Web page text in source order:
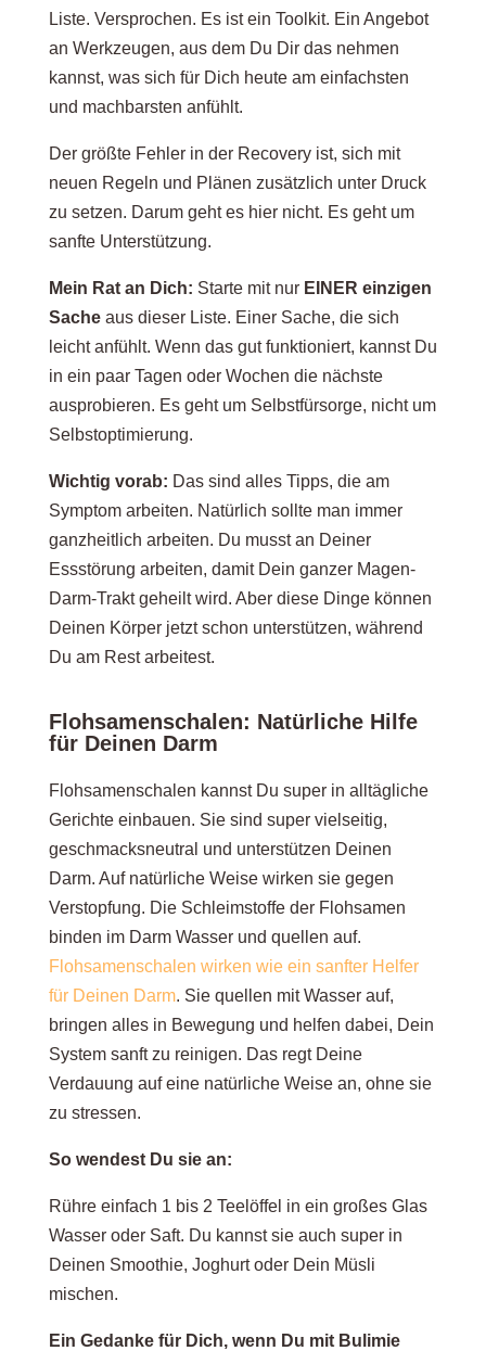
Liste. Versprochen. Es ist ein Toolkit. Ein Angebot
an Werkzeugen, aus dem Du Dir das nehmen
kannst, was sich für Dich heute am einfachsten
und machbarsten anfühlt.
Der größte Fehler in der Recovery ist, sich mit
neuen Regeln und Plänen zusätzlich unter Druck
zu setzen. Darum geht es hier nicht. Es geht um
sanfte Unterstützung.
Mein Rat an Dich: Starte mit nur EINER einzigen
Sacheaus dieser Liste. Einer Sache, die sich
leicht anfühlt. Wenn das gut funktioniert, kannst Du
in ein paar Tagen oder Wochen die nächste
ausprobieren. Es geht um Selbstfürsorge, nicht um
Selbstoptimierung.
Wichtig vorab: Das sind alles Tipps, die am
Symptom arbeiten. Natürlich sollte man immer
ganzheitlich arbeiten. Du musst an Deiner
Essstörung arbeiten, damit Dein ganzer Magen-
Darm-Trakt geheilt wird. Aber diese Dinge können
Deinen Körper jetzt schon unterstützen, während
Du am Rest arbeitest.
Flohsamenschalen: Natürliche Hilfe
für Deinen Darm
Flohsamenschalen kannst Du super in alltägliche
Gerichte einbauen. Sie sind super vielseitig,
geschmacksneutral und unterstützen Deinen
Darm. Auf natürliche Weise wirken sie gegen
Verstopfung. Die Schleimstoffe der Flohsamen
binden im Darm Wasser und quellen auf.
Flohsamenschalen wirken wie ein sanfter Helfer
für Deinen Darm. Sie quellen mit Wasser auf,
bringen alles in Bewegung und helfen dabei, Dein
System sanft zu reinigen. Das regt Deine
Verdauung auf eine natürliche Weise an, ohne sie
zu stressen.
So wendest Du sie an:
Rühre einfach 1 bis 2 Teelöffel in ein großes Glas
Wasser oder Saft. Du kannst sie auch super in
Deinen Smoothie, Joghurt oder Dein Müsli
mischen.
Ein Gedanke für Dich, wenn Du mit Bulimie